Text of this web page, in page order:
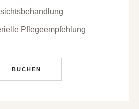
Pflegeempfehlung
BUCHEN